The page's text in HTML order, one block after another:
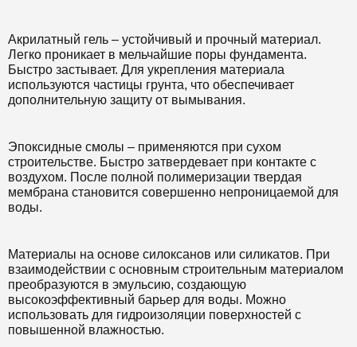
Акрилатный гель – устойчивый и прочный материал.
Легко проникает в мельчайшие поры фундамента.
Быстро застывает. Для укрепления материала
используются частицы грунта, что обеспечивает
дополнительную защиту от вымывания.
Эпоксидные смолы – применяются при сухом
строительстве. Быстро затвердевает при контакте с
воздухом. После полной полимеризации твердая
мембрана становится совершенно непроницаемой для
воды.
Материалы на основе силоксанов или силикатов. При
взаимодействии с основным строительным материалом
преобразуются в эмульсию, создающую
высокоэффективный барьер для воды. Можно
использовать для гидроизоляции поверхностей с
повышенной влажностью.